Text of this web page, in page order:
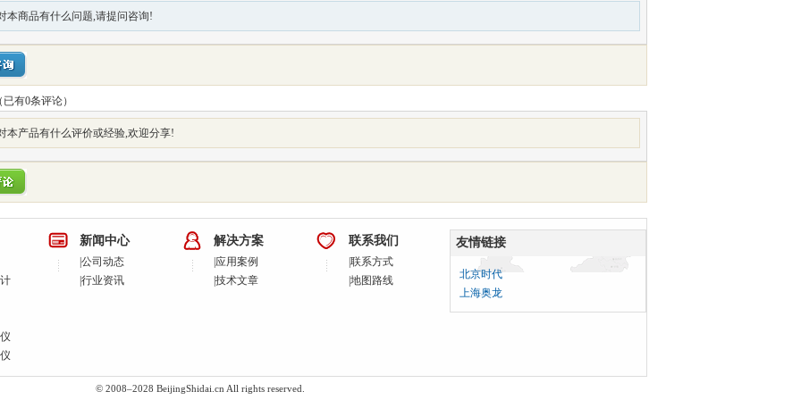
本商品有什么问题,请提问咨询!
已有0条评论）
本产品有什么评价或经验,欢迎分享!
新闻中心
公司动态
行业资讯
解决方案
应用案例
技术文章
联系我们
联系方式
地图路线
友情链接
北京时代
上海奥龙
© 2008–2028 BeijingShidai.cn All rights reserved.